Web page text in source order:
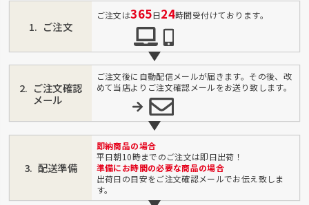
ご注文
ご注文は365日24時間受付けております。
ご注文確認
メール
ご注文後に自動配信メールが届きます。その後、改
めて当店よりご注文確認メールをお送り致します。
配送準備
即納商品の場合
平日朝10時までのご注文は即日出荷！
準備にお時間の必要な商品の場合
出荷日の目安をご注文確認メールでお伝え致しま
す。